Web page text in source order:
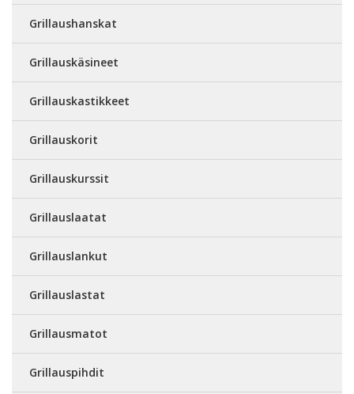
Grillaushanskat
Grillauskäsineet
Grillauskastikkeet
Grillauskorit
Grillauskurssit
Grillauslaatat
Grillauslankut
Grillauslastat
Grillausmatot
Grillauspihdit